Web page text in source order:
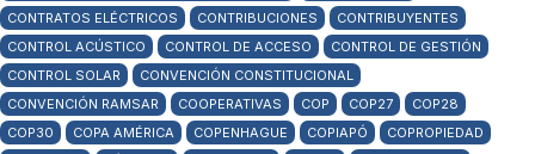
CONTRATOS ELÉCTRICOS
CONTRIBUCIONES
CONTRIBUYENTES
CONTROL ACÚSTICO
CONTROL DE ACCESO
CONTROL DE GESTIÓN
CONTROL SOLAR
CONVENCIÓN CONSTITUCIONAL
CONVENCIÓN RAMSAR
COOPERATIVAS COP COP27
COP28
COP30
COPA AMÉRICA COPENHAGUE COPIAPÓ
COPROPIEDAD